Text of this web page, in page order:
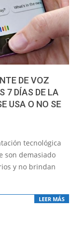
DE VOZ
7 DÍAS DE LA
USA O NO SE
tecnológica
son demasiado
y no brindan
LEER MÁS